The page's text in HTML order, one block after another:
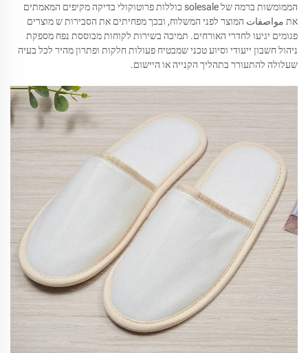
הממומשות ברמה של solesale כוללות פרוטוקולי בדיקה מקיפים המאמתים
את مواصفات המוצר לפני המשלוח, ובכך מפחיתים את הסבירות ש מוצרים
פגומים יגיעו לחדרי האורחים. תמיכה בשירות לקוחות מבוססת נפח מספקת
ניהול חשבון ייעודי וסיוע טכני שמבטיח פעולות חלקות ופתרון מהיר לכל בעיה
שעלולה להתעורר בתהליך הקנייה או היישום.